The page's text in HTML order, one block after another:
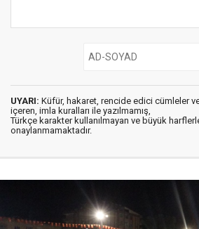
UYARI: Küfür, hakaret, rencide edici cümleler
içeren, imla kuralları ile yazılmamış,
Türkçe karakter kullanılmayan ve büyük
onaylanmamaktadır.